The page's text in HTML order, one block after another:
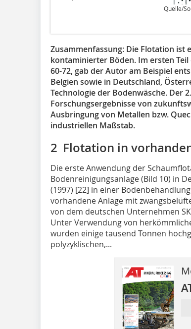
Quelle/
Zusammenfassung: Die Flotation ist
kontaminierter Böden. Im ersten
60-72, gab der Autor am Beispiel
Belgien sowie in Deutschland,
Technologie der Bodenwäsche. Der
Forschungsergebnisse von
Ausbringung von Metallen bzw.
industriellen Maßstab.
2 Flotation in
Die erste Anwendung der
Bodenreinigungsanlage (Bild 10) in
(1997) [22] in einer
vorhandene Anlage mit
von dem deutschen Unter­neh­men
Unter Verwendung von
wurden einige tausend Tonnen
polyzyklischen,...